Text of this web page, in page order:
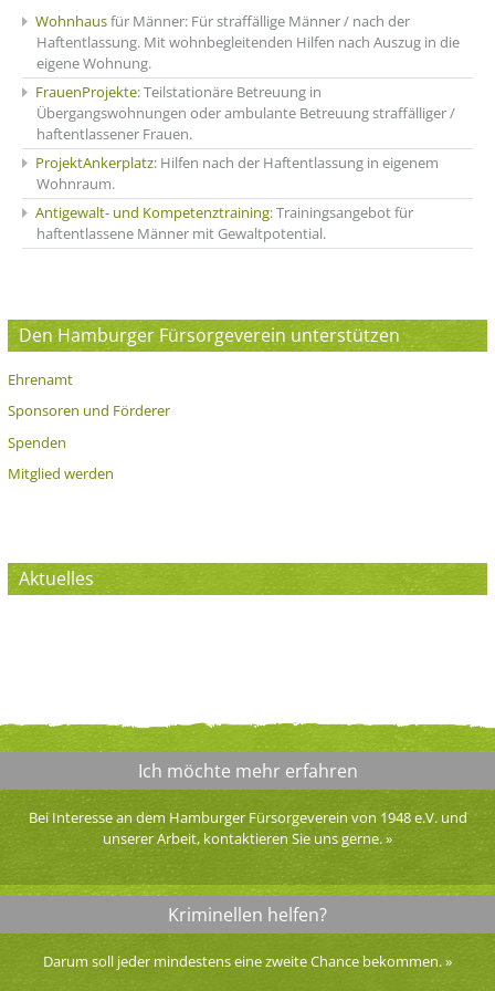
Wohnhausfür Männer: Für straffällige Männer / nach der
Haftentlassung. Mit wohnbegleitenden Hilfen nach Auszug in die
eigene Wohnung.
FrauenProjekte: Teilstationäre Betreuung in
Übergangswohnungen oder ambulante Betreuung straffälliger /
haftentlassener Frauen.
ProjektAnkerplatz: Hilfen nach der Haftentlassung in eigenem
Wohnraum.
Antigewalt- und Kompetenztraining: Trainingsangebot für
haftentlassene Männer mit Gewaltpotential.
Den Hamburger Fürsorgeverein unterstützen
Ehrenamt
Sponsoren und Förderer
Spenden
Mitglied werden
Aktuelles
Ich möchte mehr erfahren
Bei Interesse an dem Hamburger Fürsorgeverein von 1948 e.V. und
unserer Arbeit, kontaktieren Sie uns gerne.»
Kriminellen helfen?
Darum soll jeder mindestens eine zweite Chance bekommen.»